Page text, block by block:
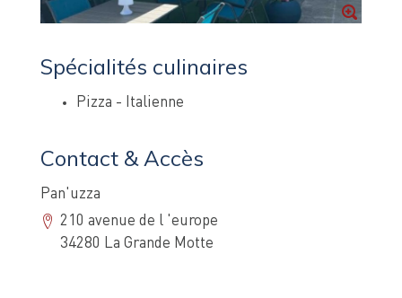
Spécialités culinaires
Pizza - Italienne
Contact & Accès
Pan'uzza
210 avenue de l 'europe
34280 La Grande Motte